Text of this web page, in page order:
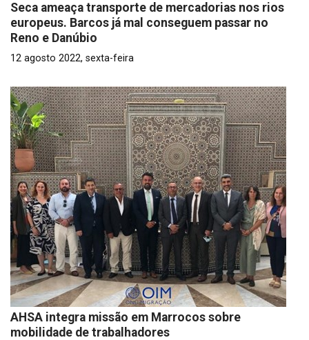
Seca ameaça transporte de mercadorias nos rios
europeus. Barcos já mal conseguem passar no
Reno e Danúbio
12 agosto 2022, sexta-feira
AHSA integra missão em Marrocos sobre
mobilidade de trabalhadores